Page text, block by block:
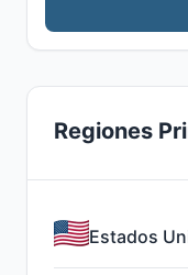
Regiones
Estados